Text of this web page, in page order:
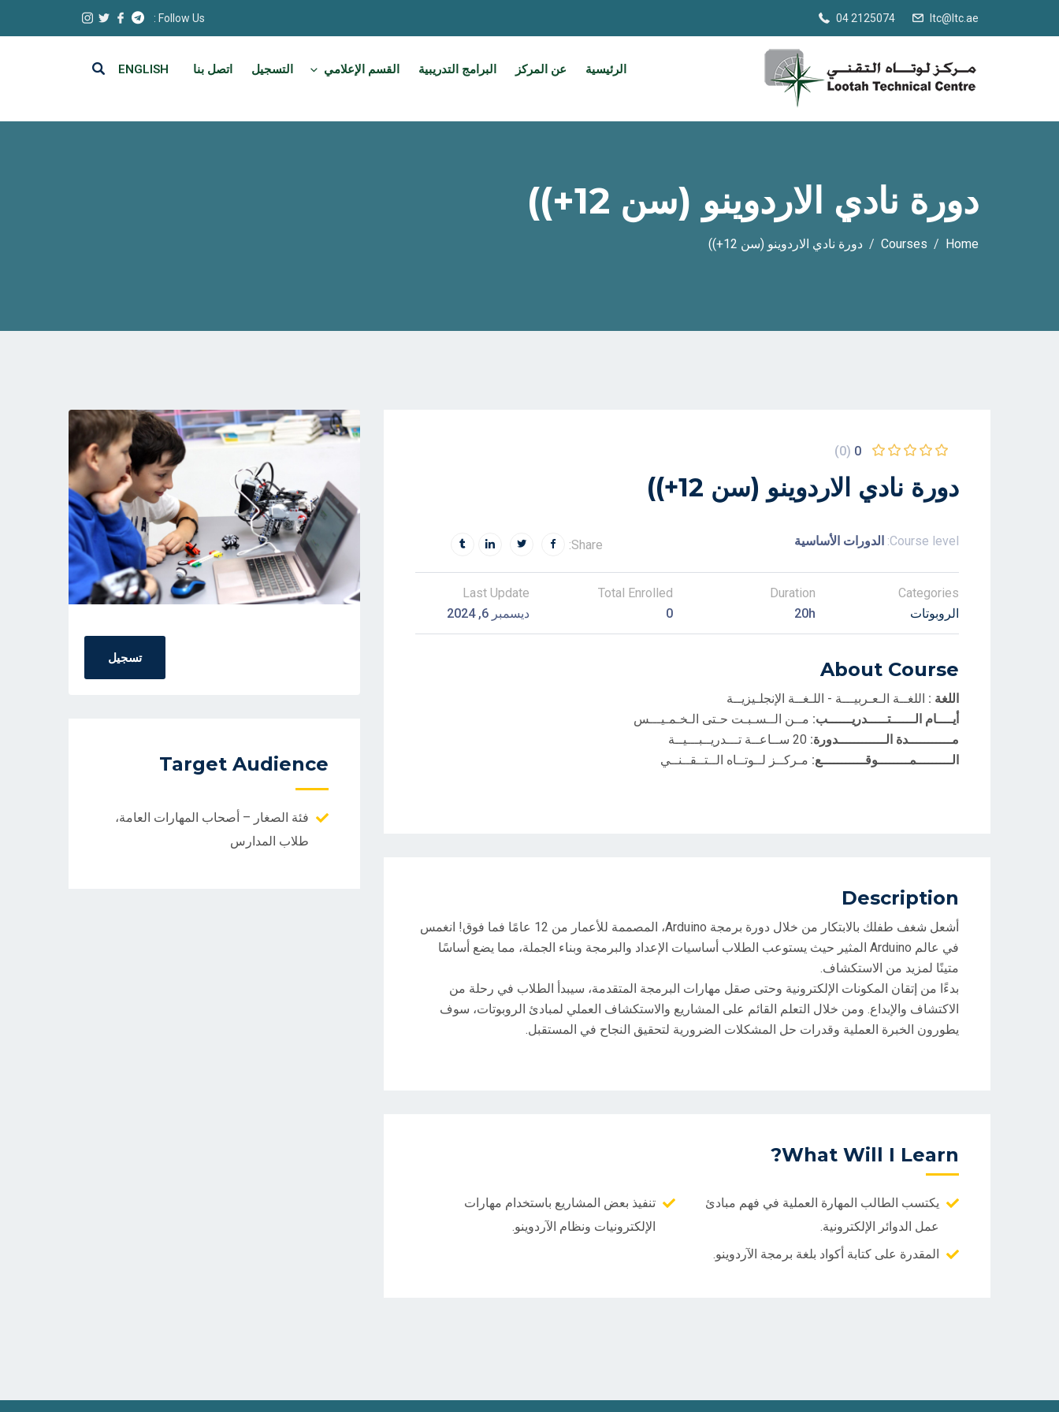
ltc@ltc.ae
04 2125074
Follow Us :
الرئيسية عن المركز البرامج التدريبية القسم الإعلامي التسجيل اتصل بنا ENGLISH
دورة نادي الاردوينو (سن 12+))
Home
Courses دورة نادي الاردوينو (سن 12+))
0
(0)
دورة نادي الاردوينو (سن 12+))
Course level: الدورات الأساسية Share:
Categories
الروبوتات
Duration
20h
Total Enrolled
0
Last Update
ديسمبر 6, 2024
About Course
اللغة : اللغــة الـعـربيـــة - اللـغــة الإنجلـيزيــة
أيــــام الــــــتـــــدريــــــب: مــن الــسـبـت حـتى الـخـمـيـــس
مـــــــــــدة الــــــــــــدورة:
الـــــــــمــــــــوقـــــــــــع: مـركــز لــوتــاه الــتــقــنــي
Description
أشعل شغف طفلك بالابتكار من خلال دورة برمجة Arduino، المصممة للأعمار من 12 عامًا فما فوق! انغمس
في عالم Arduino المثير حيث يستوعب الطلاب أساسيات الإعداد والبرمجة وبناء الجملة، مما يضع أساسًا
متينًا لمزيد من الاستكشاف.
بدءًا من إتقان المكونات الإلكترونية وحتى صقل مهارات البرمجة المتقدمة، سيبدأ الطلاب في رحلة من
الاكتشاف والإبداع. ومن خلال التعلم القائم على المشاريع والاستكشاف العملي لمبادئ الروبوتات، سوف
يطورون الخبرة العملية وقدرات حل المشكلات الضرورية لتحقيق النجاح في المستقبل.
What Will I Learn?
يكتسب الطالب المهارة العملية في فهم مبادئ
عمل الدوائر الإلكترونية.
المقدرة على كتابة أكواد بلغة برمجة الآردوينو.
تنفيذ بعض المشاريع باستخدام مهارات
الإلكترونيات ونظام الآردوينو.
Target Audience
فئة الصغار – أصحاب المهارات العامة،
طلاب المدارس